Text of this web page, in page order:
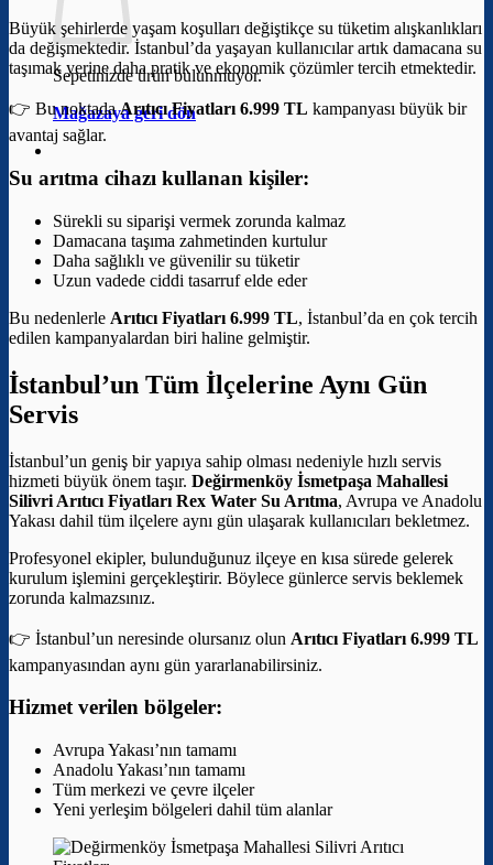
Sepetinizde ürün bulunmuyor.
Mağazaya geri dön
Büyük şehirlerde yaşam koşulları değiştikçe su tüketim alışkanlıkları
da değişmektedir. İstanbul’da yaşayan kullanıcılar artık damacana su
taşımak yerine daha pratik ve ekonomik çözümler tercih etmektedir.
👉 Bu noktadaArıtıcı Fiyatları 6.999 TL kampanyası büyük bir
avantaj sağlar.
Su arıtma cihazı kullanan kişiler:
Sürekli su siparişi vermek zorunda kalmaz
Damacana taşıma zahmetinden kurtulur
Daha sağlıklı ve güvenilir su tüketir
Uzun vadede ciddi tasarruf elde eder
Bu nedenlerle Arıtıcı Fiyatları 6.999 TL, İstanbul’da en çok tercih
edilen kampanyalardan biri haline gelmiştir.
İstanbul’un Tüm İlçelerine Aynı Gün
Servis
İstanbul’un geniş bir yapıya sahip olması nedeniyle hızlı servis
hizmeti büyük önem taşır. Değirmenköy İsmetpaşa Mahallesi
Silivri Arıtıcı Fiyatları Rex Water Su Arıtma, Avrupa ve Anadolu
Yakası dahil tüm ilçelere aynı gün ulaşarak kullanıcıları bekletmez.
Profesyonel ekipler, bulunduğunuz ilçeye en kısa sürede gelerek
kurulum işlemini gerçekleştirir. Böylece günlerce servis beklemek
zorunda kalmazsınız.
👉 İstanbul’un neresinde olursanız olun Arıtıcı Fiyatları 6.999 TL
kampanyasından aynı gün yararlanabilirsiniz.
Hizmet verilen bölgeler:
Avrupa Yakası’nın tamamı
Anadolu Yakası’nın tamamı
Tüm merkezi ve çevre ilçeler
Yeni yerleşim bölgeleri dahil tüm alanlar